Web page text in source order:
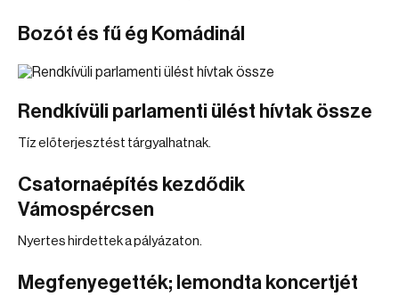
Bozót és fű ég Komádinál
Rendkívüli parlamenti ülést hívtak össze
Tíz előterjesztést tárgyalhatnak.
Csatornaépítés kezdődik
Vámospércsen
Nyertes hirdettek a pályázaton.
Megfenyegették; lemondta koncertjét